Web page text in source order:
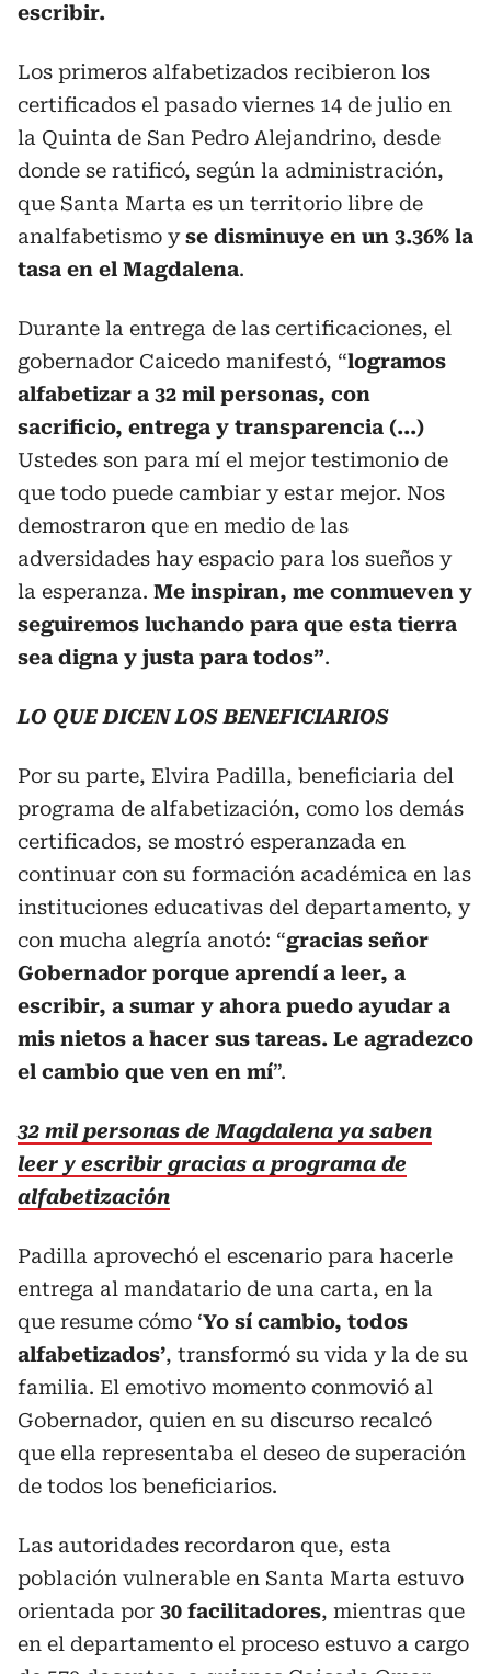
escribir.
Los primeros alfabetizados recibieron los
certificados el pasado viernes 14 de julio en
la Quinta de San Pedro Alejandrino, desde
donde se ratificó, según la administración,
que Santa Marta es un territorio libre de
analfabetismo yse disminuye en un 3.36% la
tasa en el Magdalena.
Durante la entrega de las certificaciones, el
gobernador Caicedo manifestó, “logramos
alfabetizar a 32 mil personas, con
sacrificio, entrega y transparencia (...)
Ustedes son para mí el mejor testimonio de
que todo puede cambiar y estar mejor. Nos
demostraron que en medio de las
adversidades hay espacio para los sueños y
la esperanza. Me inspiran, me conmueven y
seguiremos luchando para que esta tierra
sea digna y justa para todos”.
LO QUE DICEN LOS BENEFICIARIOS
Por su parte, Elvira Padilla, beneficiaria del
programa de alfabetización, como los demás
certificados, se mostró esperanzada en
continuar con su formación académica en las
instituciones educativas del departamento, y
con mucha alegría anotó: “gracias señor
Gobernador porque aprendí a leer, a
escribir, a sumar y ahora puedo ayudar a
mis nietos a hacer sus tareas. Le agradezco
el cambio que ven en mí”.
32 mil personas de Magdalena ya saben
leer y escribir gracias a programa de
alfabetización
Padilla aprovechó el escenario para hacerle
entrega al mandatario de una carta, en la
que resume cómo ‘Yo sí cambio, todos
alfabetizados’, transformó su vida y la de su
familia. El emotivo momento conmovió al
Gobernador, quien en su discurso recalcó
que ella representaba el deseo de superación
de todos los beneficiarios.
Las autoridades recordaron que, esta
población vulnerable en Santa Marta estuvo
orientada por 30 facilitadores, mientras que
en el departamento el proceso estuvo a cargo